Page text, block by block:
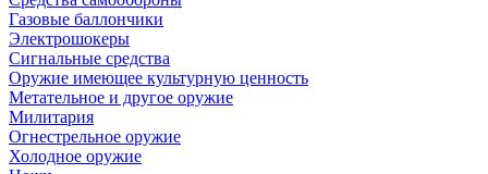
Газовые баллончики
Электрошокеры
Сигнальные средства
Оружие имеющее культурную ценность
Метательное и другое оружие
Милитария
Огнестрельное оружие
Холодное оружие